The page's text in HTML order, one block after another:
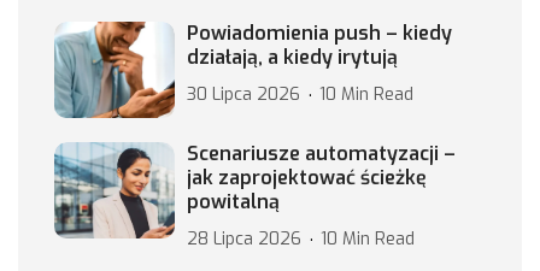
Powiadomienia push – kiedy
działają, a kiedy irytują
30 Lipca 2026 10 Min Read
Scenariusze automatyzacji –
jak zaprojektować ścieżkę
powitalną
28 Lipca 2026 10 Min Read